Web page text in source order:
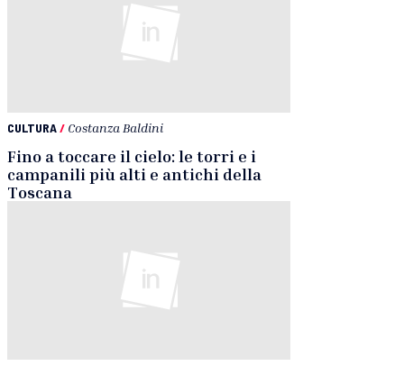
CULTURA/ Costanza Baldini
Fino a toccare il cielo: le torri e i
campanili più alti e antichi della
Toscana